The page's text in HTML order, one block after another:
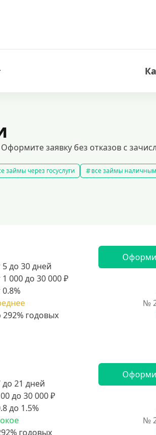
заявку без отказов с
займы через госуслуги все займы
5 до 30 дней
1 000 до 30 000 ₽
0.8%
№
до 21 дней
до 30 000 ₽
до 1.5%
№